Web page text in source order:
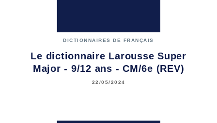
DICTIONNAIRES DE FRANÇAIS
Le dictionnaire Larousse Super
Major - 9/12 ans - CM/6e (REV)
22/05/2024